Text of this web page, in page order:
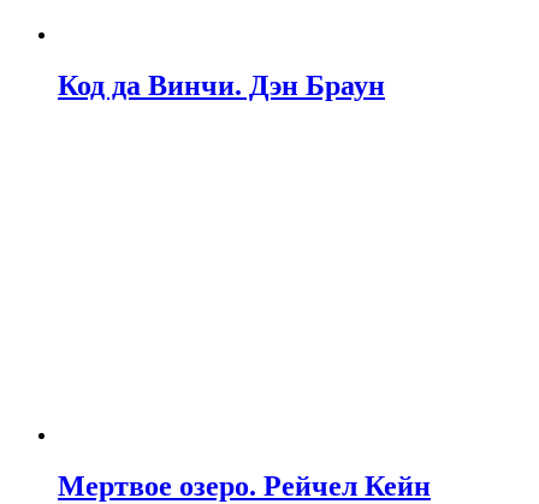
Код да Винчи. Дэн Браун
Мертвое озеро. Рейчел Кейн